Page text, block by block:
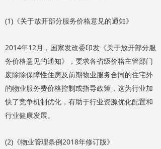
(1)《关于放开部分服务价格意见的通知》
2014年12月，国家发改委印发《关于放开部分服
务价格意见的通知》，要求各省级价格主管部门
废除除保障性住房及前期物业服务合同的住宅外
的物业服务费价格控制或指导政策，这为行业加
快了竞争机制优化，有助于行业资源优化配置和
行业健康发展。
(2)《物业管理条例2018年修订版》